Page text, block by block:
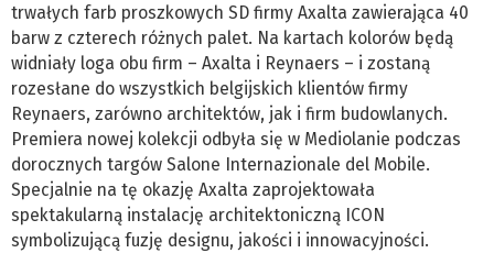
trwałych farb proszkowych SD firmy Axalta zawierająca 40
barw z czterech różnych palet. Na kartach kolorów będą
widniały loga obu firm – Axalta i Reynaers – i zostaną
rozesłane do wszystkich belgijskich klientów firmy
Reynaers, zarówno architektów, jak i firm budowlanych.
Premiera nowej kolekcji odbyła się w Mediolanie podczas
dorocznych targów Salone Internazionale del Mobile.
Specjalnie na tę okazję Axalta zaprojektowała
spektakularną instalację architektoniczną ICON
symbolizującą fuzję designu, jakości i innowacyjności.